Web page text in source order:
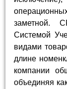
заметной.
Системой
видами
длине
компании
объединяя